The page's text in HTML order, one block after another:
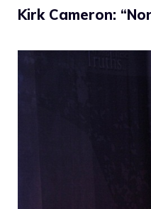
Kirk Cameron: